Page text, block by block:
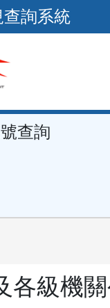
詢系統
查詢
各級機